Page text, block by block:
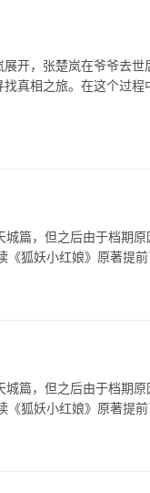
开，张楚岚在爷爷去
真相之旅。在这个过程
篇，但之后由于档期
狐妖小红娘》原著提前
篇，但之后由于档期
狐妖小红娘》原著提前